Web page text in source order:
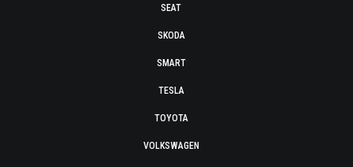
SEAT
SKODA
SMART
TESLA
TOYOTA
VOLKSWAGEN